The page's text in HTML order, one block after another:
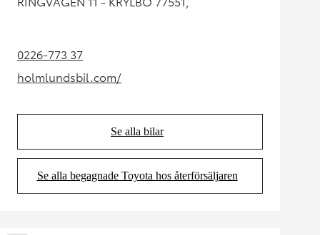
0226-773 37(Opens in new tab)
holmlundsbil.com/
(Opens in new tab)
Se alla bilar
(Opens in new tab)
Se alla begagnade Toyota hos återförsäljaren
(Opens in new tab)